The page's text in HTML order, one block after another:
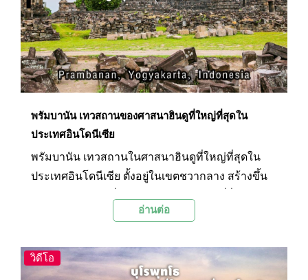
พรัมบานัน เทวสถานของศาสนาฮินดูที่ใหญ่ที่สุดใน
ประเทศอินโดนีเซีย
พรัมบานัน เทวสถานในศาสนาฮินดูที่ใหญ่ที่สุดใน
ประเทศอินโดนีเซีย ตั้งอยู่ในเขตชวากลาง สร้างขึ้น
3 องค์ของศาสนาฮินดู ตัววัดโดดเด่นด้วย
ขึ้นด้วยหินและมีความสูงถึง 47 เมตร ภายในบริเวณ
วัดมีเทวลัยหลัก 8 หลังอยู่ตรงกลาง รายล้อมด้วยเทว
อ่านต่อ
วิดีโอ